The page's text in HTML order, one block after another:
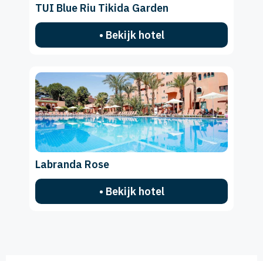
TUI Blue Riu Tikida Garden
• Bekijk hotel
Labranda Rose
• Bekijk hotel